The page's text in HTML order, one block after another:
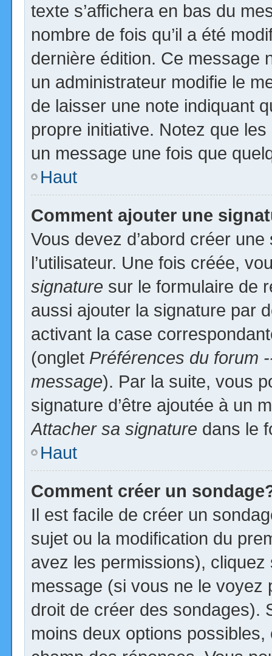
texte s’affichera en bas du
nombre de fois qu’il a été
dernière édition. Ce message
un administrateur modifie le
de laisser une note indiquant
propre initiative. Notez que
un message une fois que
Haut
Comment ajouter une
Vous devez d’abord créer
l’utilisateur. Une fois créée,
signature sur le formulaire de
aussi ajouter la signature par
activant la case
(onglet Préférences du forum
message). Par la suite, vous
signature d’être ajoutée à un
Attacher sa signature dans le
Haut
Comment créer un
Il est facile de créer un
sujet ou la modification du
avez les permissions), cliquez
message (si vous ne le voyez
droit de créer des sondages).
moins deux options